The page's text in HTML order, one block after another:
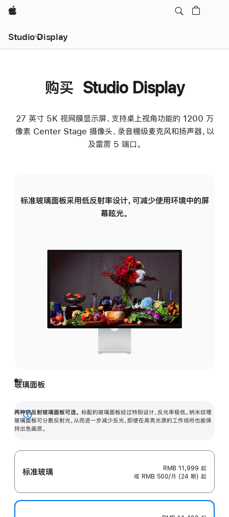
Apple
Studio Display
购买 Studio Display
27 英寸 5K 视网膜显示屏、支持桌上视角功能的 1200 万
像素 Center Stage 摄像头、录音棚级麦克风和扬声器，以
及雷雳 5 端口。
标准玻璃面板采用低反射率设计，可减少使用环境中的屏
幕眩光。
玻璃面板
两种抗反射玻璃面板可选。 标配的玻璃面板经过特别设计，反光率极低。纳米纹理
玻璃面板可分散反射光，从而进一步减少反光，即使在高亮光源的工作场所也能保
持出色画质。
展
开
标准玻璃 RMB 11,999 起
或 RMB 500/月 (24 期) 起